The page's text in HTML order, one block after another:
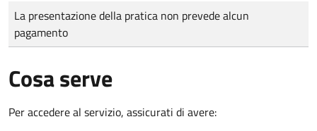
Tipo di pagamento
Importo
La presentazione della pratica non prevede alcun
pagamento
Cosa serve
Per accedere al servizio, assicurati di avere: